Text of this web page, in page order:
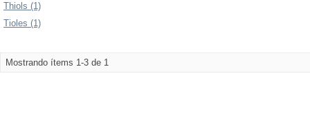
Thiols (1)
Tioles (1)
Mostrando ítems 1-3 de 1